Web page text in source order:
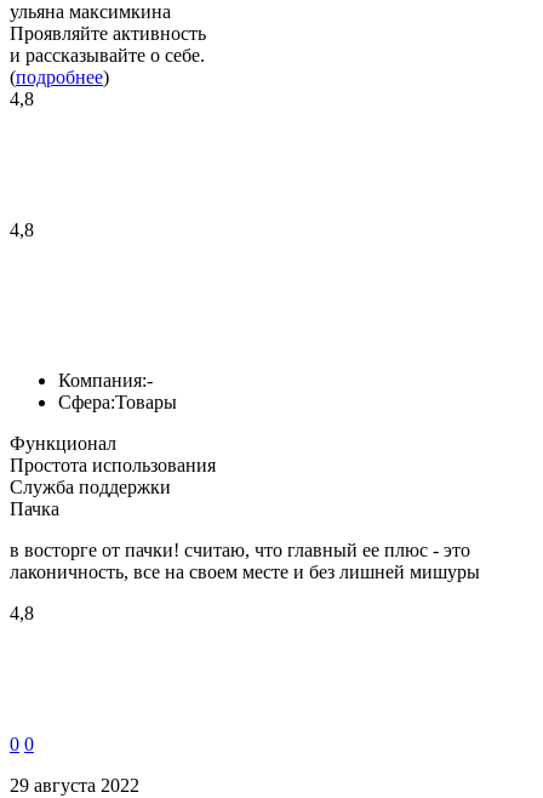
ульяна максимкина
Проявляйте активность
и рассказывайте о себе.
(подробнее)
4,8
4,8
Компания:-
Сфера:Товары
Функционал
Простота использования
Служба поддержки
Пачка
в восторге от пачки! считаю, что главный ее плюс - это
лаконичность, все на своем месте и без лишней мишуры
4,8
0 0
29 августа 2022